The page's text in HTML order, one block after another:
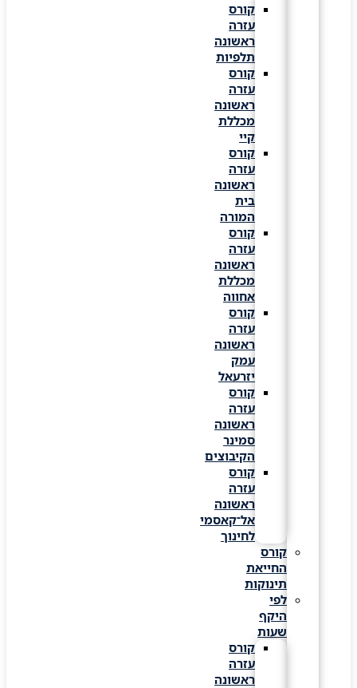
קורס
עזרה
ראשונה
תלפיות
קורס
עזרה
ראשונה
מכללת
קורס
עזרה
ראשונה
המורה
קורס
עזרה
ראשונה
מכללת
אחווה
קורס
עזרה
ראשונה
יזרעאל
קורס
עזרה
ראשונה
סמינר
הקיבוצים
קורס
עזרה
ראשונה
אל־קאסמי
לחינוך
קורס
החייאת
תינוקות
לפי
היקף
שעות
קורס
עזרה
ראשונה